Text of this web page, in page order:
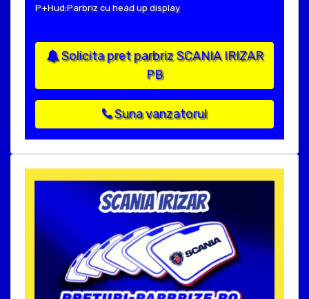
P+Hud:Parbriz cu head up display
Solicita pret parbriz SCANIA IRIZAR
PB
Suna vanzatorul